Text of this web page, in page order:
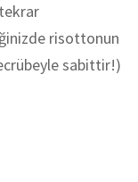
risottonun
sabittir!)